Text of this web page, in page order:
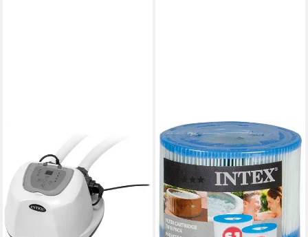
INTEX
Kartuschen-Filterpumpe Gr.
S1 (1 St)
(1)
ab 10,14 €
lieferbar - in 4-5 Werktagen bei dir